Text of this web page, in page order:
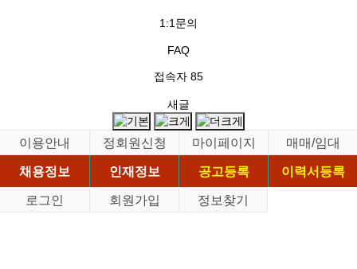
1:1문의
FAQ
접속자 85
새글
이용안내 정회원신청 마이페이지
매매/임대
채용정보
인재정보 공고등록
이력서등록
로그인
회원가입 정보찾기